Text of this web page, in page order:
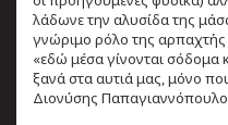
λάδωνε την αλυσίδα της
γνώριμο ρόλο της
«εδώ μέσα γίνονται σόδομα
ξανά στα αυτιά μας, μόνο
Διονύσης